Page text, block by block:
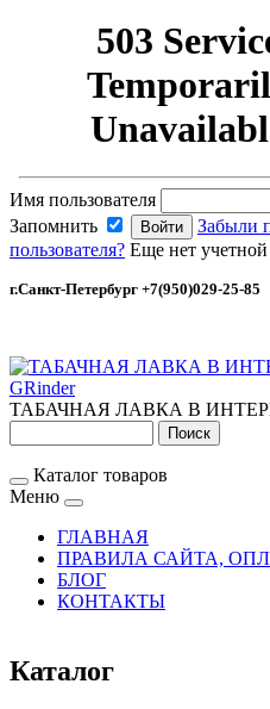
Имя пользователя
Запомнить
Забыли
пользователя? Еще нет учетной
г.Санкт-Петербург +7(950)029-25-85
GRinder
ТАБАЧНАЯ ЛАВКА В
Каталог товаров
Меню
ГЛАВНАЯ
ПРАВИЛА САЙТА,
БЛОГ
КОНТАКТЫ
Каталог